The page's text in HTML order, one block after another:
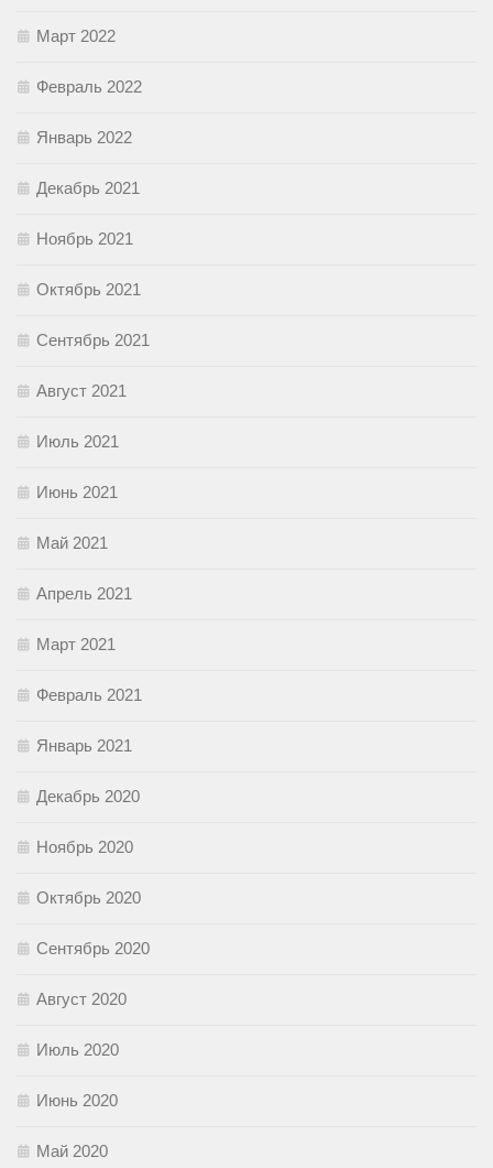
Март 2022
Февраль 2022
Январь 2022
Декабрь 2021
Ноябрь 2021
Октябрь 2021
Сентябрь 2021
Август 2021
Июль 2021
Июнь 2021
Май 2021
Апрель 2021
Март 2021
Февраль 2021
Январь 2021
Декабрь 2020
Ноябрь 2020
Октябрь 2020
Сентябрь 2020
Август 2020
Июль 2020
Июнь 2020
Май 2020